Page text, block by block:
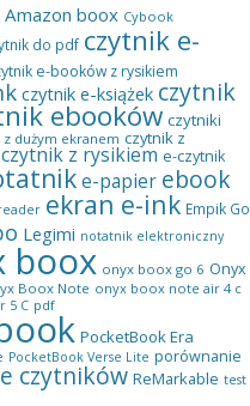
Amazon boox Cybook
do pdf czytnik e-
e-booków z rysikiem
czytnik e-książek czytnik
ebooków czytniki
z dużym ekranem czytnik z
czytnik z rysikiem e-czytnik
e-papier ebook
ekran e-ink Empik Go
Legimi notatnik elektroniczny
boox onyx boox go 6 Onyx
Boox Note onyx boox note air 4 c
5 C pdf
PocketBook Era
PocketBook Verse Lite porównanie
czytników ReMarkable test